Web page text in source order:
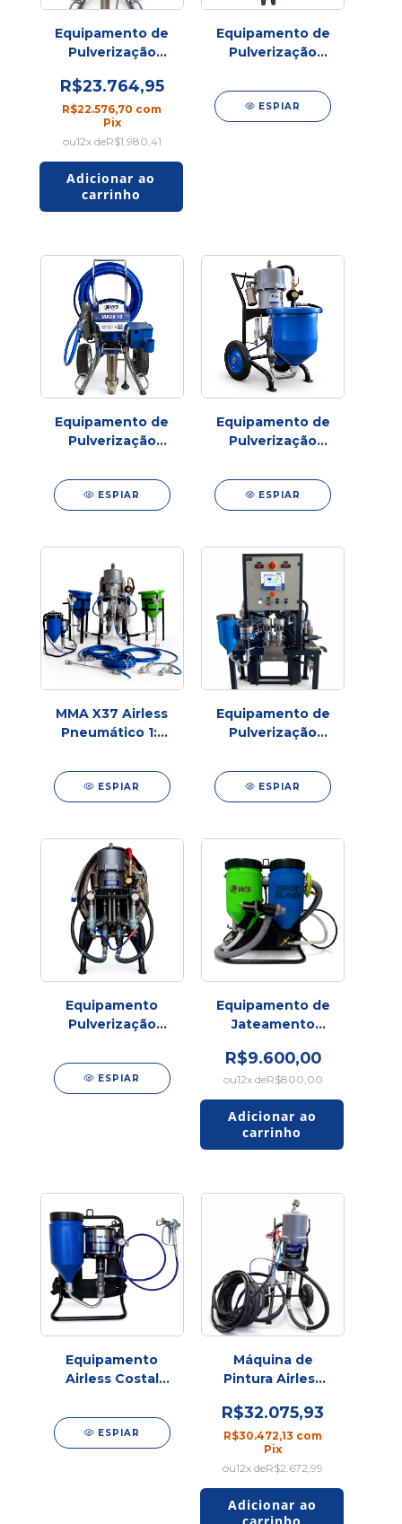
Equipamento de
Pulverização
Spray UP Force
V
R$23.764,95
R$22.576,70 com
Pix
12x deR$1.980,41
Equipamento de
Pulverização
3:1)
ESPIAR
Equipamento de
Pulverização
ESPIAR
Equipamento de
Pulverização
ESPIAR
MMA X37 Airless
Pneumático 1:1
Sinalização
Viária
ESPIAR
Equipamento de
Pulverização
Airless Elétrico
para Pintura
Industrial
ESPIAR
Equipamento
Pulverização
ESPIAR
Equipamento de
Jateamento
TECH | Circuito
Fechado para
Reparos
R$9.600,00
12x deR$800,00
Equipamento
Airless Costal
Pneumático 5L |
WS TECH
ESPIAR
Máquina de
Pintura Airless
Spray Up -
Profissional
R$32.075,93
R$30.472,13 com
Pix
12x deR$2.672,99